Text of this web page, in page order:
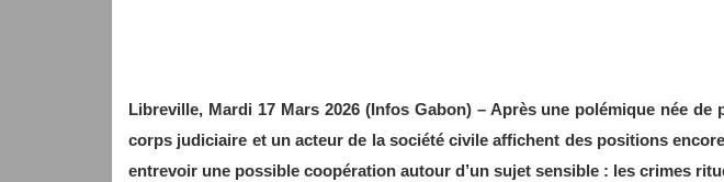
Libreville, Mardi 17 Mars 2026 (Infos Gabon) – Après une polémique née
corps judiciaire et un acteur de la société civile affichent des positions
entrevoir une possible coopération autour d’un sujet sensible : les crimes